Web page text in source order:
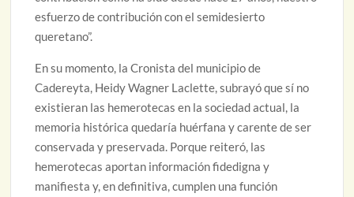
esfuerzo de contribución con el semidesierto
queretano”.
En su momento, la Cronista del municipio de
Cadereyta, Heidy Wagner Laclette, subrayó que sí no
existieran las hemerotecas en la sociedad actual, la
memoria histórica quedaría huérfana y carente de ser
conservada y preservada. Porque reiteró, las
hemerotecas aportan información fidedigna y
manifiesta y, en definitiva, cumplen una función